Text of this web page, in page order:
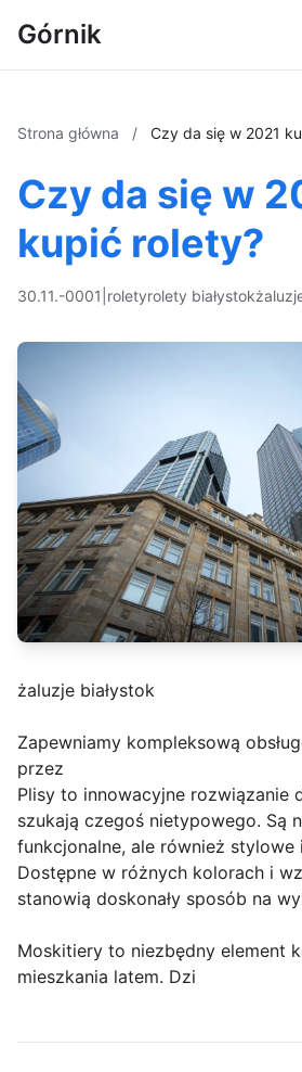
Górnik
Strona główna / Czy da się w 2021
Czy da się w
kupić rolety?
30.11.-0001 roletyrolety białystok
żaluzje białystok
Zapewniamy kompleksową
przez
Plisy to innowacyjne rozwiązanie
szukają czegoś nietypowego. Są
funkcjonalne, ale również stylowe
Dostępne w różnych kolorach i
stanowią doskonały sposób na
Moskitiery to niezbędny element
mieszkania latem. Dzi